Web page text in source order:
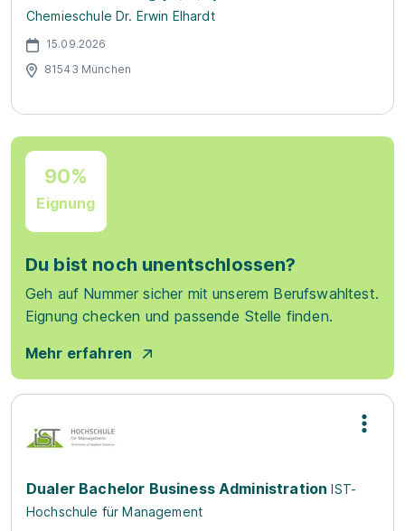
Chemieschule Dr. Erwin Elhardt
15.09.2026
81543 München
90%
Eignung
Du bist noch unentschlossen?
Geh auf Nummer sicher mit unserem Berufswahltest.
Eignung checken und passende Stelle finden.
Mehr erfahren
Dualer Bachelor Business Administration IST-
Hochschule für Management